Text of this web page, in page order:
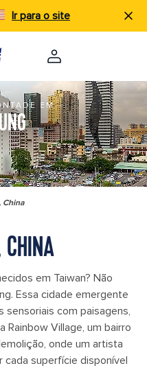
Ir para o site
EM
China
CHINA
em Taiwan? Não
Essa cidade emergente
sensoriais com paisagens,
Rainbow Village, um bairro
onde um artista
cada superfície disponível